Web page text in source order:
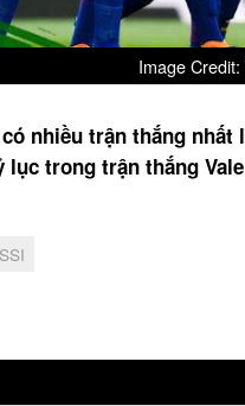
Image
nhiều trận thắng
lục trong trận thắng